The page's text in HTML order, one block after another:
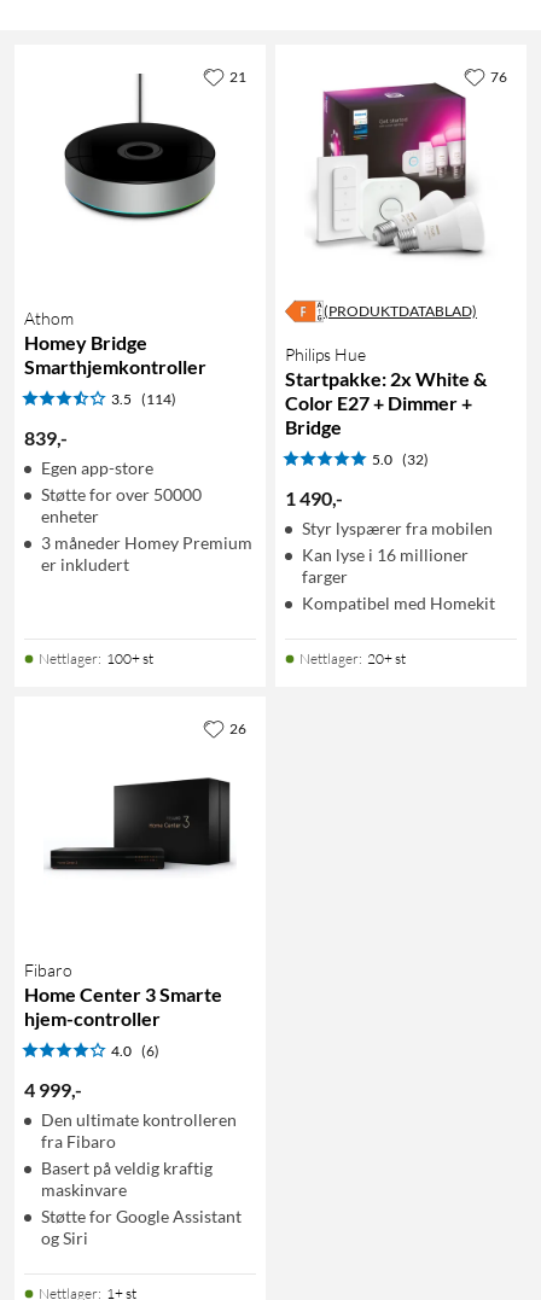
Athom
Homey Bridge
Smarthjemkontroller
3.5 (114)
839,-
Egen app-store
Støtte for over 50000
enheter
3 måneder Homey Premium
er inkludert
Nettlager: 100+ st
21
(PRODUKTDATABLAD)
Philips Hue
Startpakke: 2x White &
Color E27 + Dimmer +
Bridge
5.0 (32)
1 490,-
Styr lyspærer fra mobilen
Kan lyse i 16 millioner
farger
Kompatibel med Homekit
Nettlager: 20+ st
76
Fibaro
Home Center 3 Smarte
hjem-controller
4.0 (6)
4 999,-
Den ultimate kontrolleren
fra Fibaro
Basert på veldig kraftig
maskinvare
Støtte for Google Assistant
og Siri
Nettlager: 1+ st
26